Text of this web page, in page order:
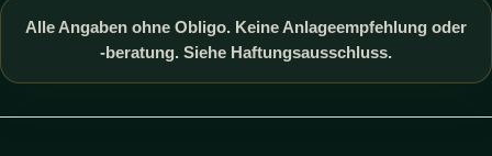
Alle Angaben ohne Obligo. Keine Anlageempfehlung oder
-beratung. Siehe Haftungsausschluss.